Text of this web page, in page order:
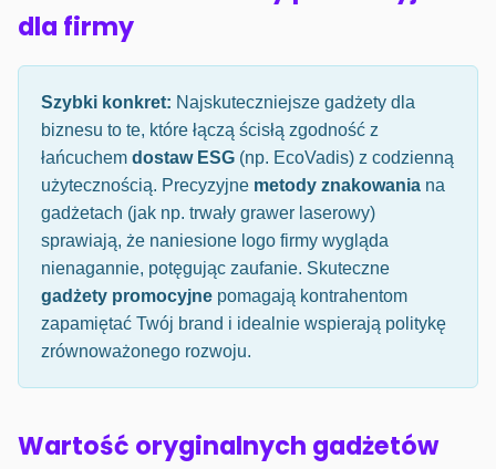
dla firmy
Szybki konkret: Najskuteczniejsze gadżety dla
biznesu to te, które łączą ścisłą zgodność z
łańcuchem dostaw ESG (np. EcoVadis) z codzienną
użytecznością. Precyzyjne metody znakowania na
gadżetach (jak np. trwały grawer laserowy)
sprawiają, że naniesione logo firmy wygląda
nienagannie, potęgując zaufanie. Skuteczne
gadżety promocyjne pomagają kontrahentom
zapamiętać Twój brand i idealnie wspierają politykę
zrównoważonego rozwoju.
Wartość oryginalnych gadżetów